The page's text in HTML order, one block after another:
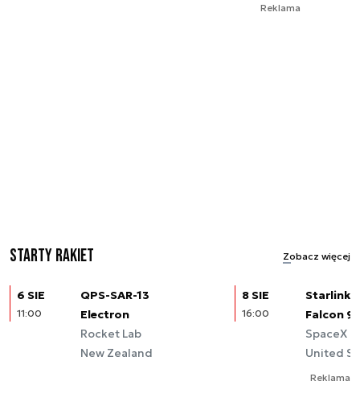
Reklama
Starty rakiet Zobacz więcej
6 SIE
11:00
QPS-SAR-13
Electron
Rocket Lab
New Zealand
8 SIE
16:00
Starlink
Falcon 9
SpaceX
United
Reklama